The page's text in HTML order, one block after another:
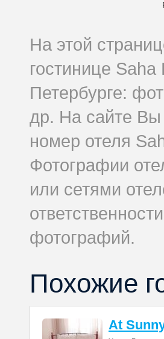
На этой
гостинице
Петербурге:
др. На сайте Вы
номер отеля
Фотографии
или сетями
фотографий.
Похожие
At